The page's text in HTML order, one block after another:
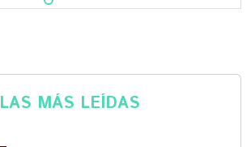
LAS MÁS LEÍDAS